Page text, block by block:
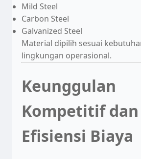
Mild Steel
Carbon Steel
Galvanized Steel
Material dipilih sesuai
lingkungan operasional.
Keunggulan
Kompetitif dan
Efisiensi Biaya